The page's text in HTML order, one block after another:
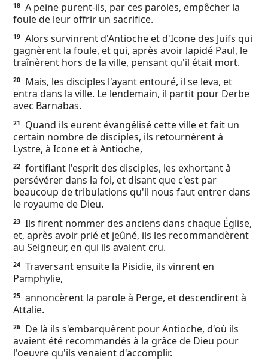
18 A peine purent-ils, par ces paroles, empêcher la
foule de leur offrir un sacrifice.
19 Alors survinrent d'Antioche et d'Icone des Juifs qui
gagnèrent la foule, et qui, après avoir lapidé Paul, le
traînèrent hors de la ville, pensant qu'il était mort.
20
Mais, les disciples l'ayant entouré, il se leva, et
entra dans la ville. Le lendemain, il partit pour Derbe
avec Barnabas.
21
Quand ils eurent évangélisé cette ville et fait un
certain nombre de disciples, ils retournèrent à
Lystre, à Icone et à Antioche,
22 fortifiant l'esprit des disciples, les exhortant à
persévérer dans la foi, et disant que c'est par
beaucoup de tribulations qu'il nous faut entrer dans
le royaume de Dieu.
23 Ils firent nommer des anciens dans chaque Église,
et, après avoir prié et jeûné, ils les recommandèrent
au Seigneur, en qui ils avaient cru.
24 Traversant ensuite la Pisidie, ils vinrent en
Pamphylie,
25 annoncèrent la parole à Perge, et descendirent à
Attalie.
26
De là ils s'embarquèrent pour Antioche, d'où ils
avaient été recommandés à la grâce de Dieu pour
l'oeuvre qu'ils venaient d'accomplir.